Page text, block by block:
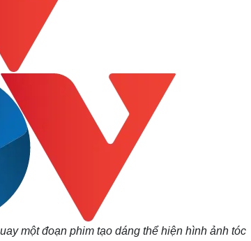
một đoạn phim tạo dáng thể hiện hình ảnh tóc